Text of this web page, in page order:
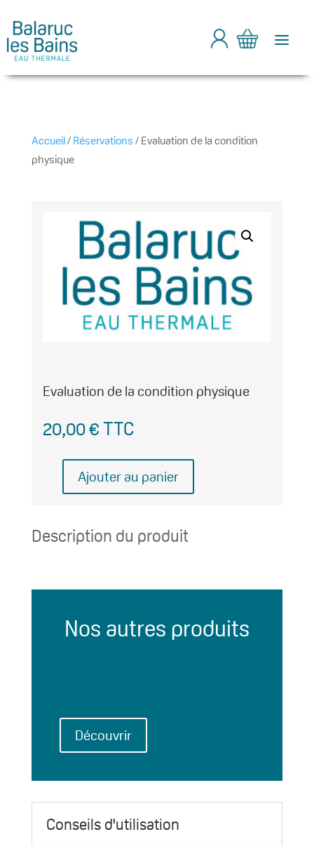
a
Accueil/Réservations/ Evaluation de la condition
physique
Evaluation de la condition physique
20,00€TTC
quantité
de
Ajouter au panier
Description du produit
Nos autres produits
Découvrir
Conseils d'utilisation